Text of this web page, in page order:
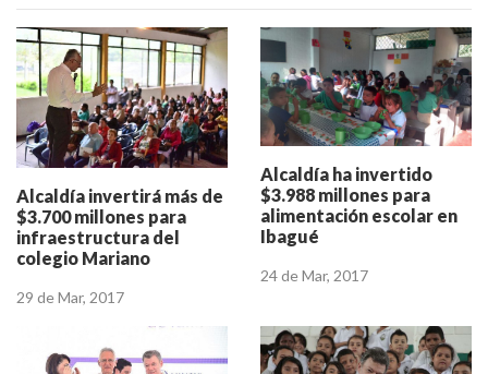
Alcaldía invertirá más de
$3.700 millones para
infraestructura del
colegio Mariano
29 de Mar, 2017
Alcaldía ha invertido
$3.988 millones para
alimentación escolar en
Ibagué
24 de Mar, 2017